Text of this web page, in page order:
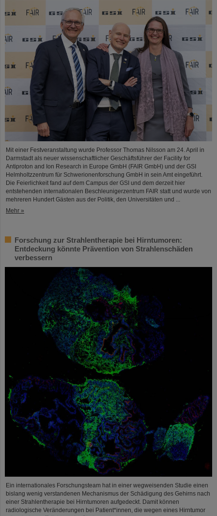
Mit einer Festveranstaltung wurde Professor Thomas Nilsson am 24. April in
Darmstadt als neuer wissenschaftlicher Geschäftsführer der Facility for
Antiproton and Ion Research in Europe GmbH (FAIR GmbH) und der GSI
Helmholtzzentrum für Schwerionenforschung GmbH in sein Amt eingeführt.
Die Feierlichkeit fand auf dem Campus der GSI und dem derzeit hier
entstehenden internationalen Beschleunigerzentrum FAIR statt und wurde von
mehreren Hundert Gästen aus der Politik, den Universitäten und ...
Mehr »
Forschung zur Strahlentherapie bei Hirntumoren:
Entdeckung könnte Prävention von Strahlenschäden
verbessern
Ein internationales Forschungsteam hat in einer wegweisenden Studie einen
bislang wenig verstandenen Mechanismus der Schädigung des Gehirns nach
einer Strahlentherapie bei Hirntumoren aufgedeckt. Damit können
radiologische Veränderungen bei Patient*innen, die wegen eines Hirntumor